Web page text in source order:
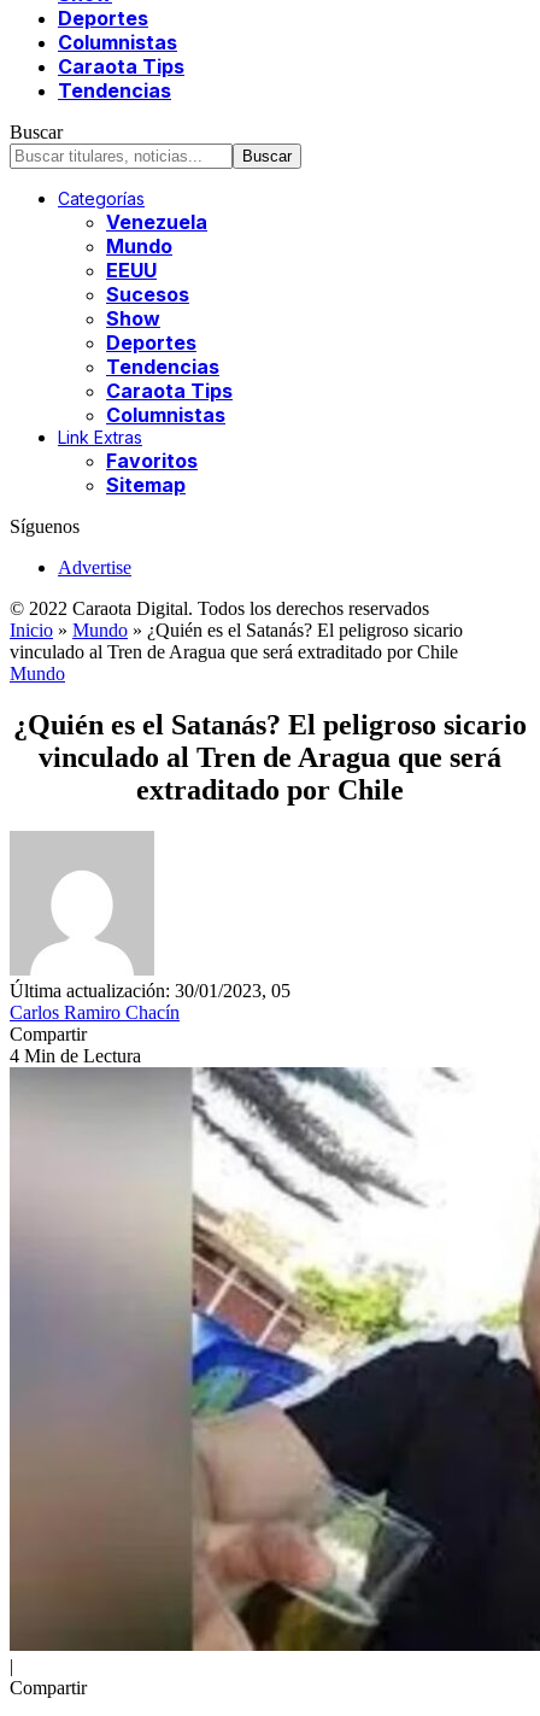
Deportes
Columnistas
Caraota Tips
Tendencias
Buscar
Categorías
Venezuela
Mundo
EEUU
Sucesos
Show
Deportes
Tendencias
Caraota Tips
Columnistas
Link Extras
Favoritos
Sitemap
Síguenos
Advertise
© 2022 Caraota Digital. Todos los derechos reservados
Inicio » Mundo » ¿Quién es el Satanás? El peligroso sicario
vinculado al Tren de Aragua que será extraditado por Chile
Mundo
¿Quién es el Satanás? El peligroso sicario
vinculado al Tren de Aragua que será
extraditado por Chile
Última actualización: 30/01/2023, 05
Carlos Ramiro Chacín
Compartir
4 Min de Lectura
|
Compartir